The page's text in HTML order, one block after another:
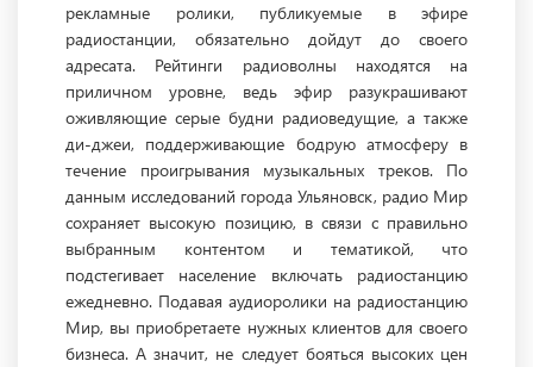
рекламные ролики, публикуемые в эфире
радиостанции, обязательно дойдут до своего
адресата. Рейтинги радиоволны находятся на
приличном уровне, ведь эфир разукрашивают
оживляющие серые будни радиоведущие, а также
ди-джеи, поддерживающие бодрую атмосферу в
течение проигрывания музыкальных треков. По
данным исследований города Ульяновск, радио Мир
сохраняет высокую позицию, в связи с правильно
выбранным контентом и тематикой, что
подстегивает население включать радиостанцию
ежедневно. Подавая аудиоролики на радиостанцию
Мир, вы приобретаете нужных клиентов для своего
бизнеса. А значит, не следует бояться высоких цен